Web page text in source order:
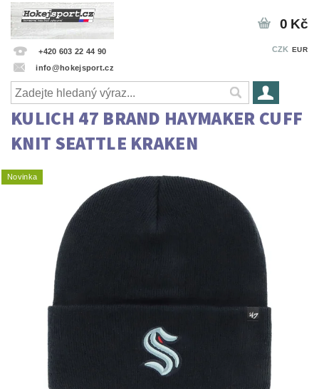
+420 603 22 44 90
info@hokejsport.cz
CZK EUR
0 Kč
KULICH 47 BRAND HAYMAKER CUFF
KNIT SEATTLE KRAKEN
Novinka